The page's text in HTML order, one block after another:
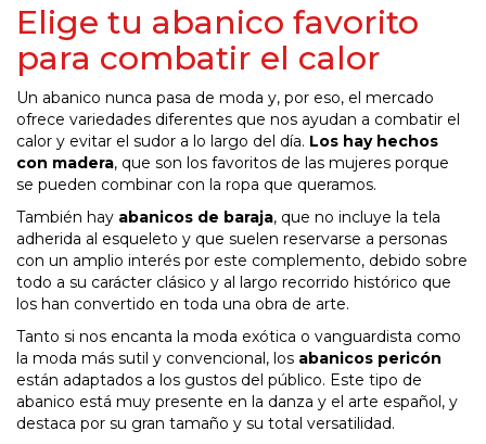
Elige tu abanico favorito
para combatir el calor
Un abanico nunca pasa de moda y, por eso, el mercado
ofrece variedades diferentes que nos ayudan a combatir el
calor y evitar el sudor a lo largo del día. Los hay hechos
con madera, que son los favoritos de las mujeres porque
se pueden combinar con la ropa que queramos.
También hay abanicos de baraja, que no incluye la tela
adherida al esqueleto y que suelen reservarse a personas
con un amplio interés por este complemento, debido sobre
todo a su carácter clásico y al largo recorrido histórico que
los han convertido en toda una obra de arte.
Tanto si nos encanta la moda exótica o vanguardista como
la moda más sutil y convencional, los abanicos pericón
están adaptados a los gustos del público. Este tipo de
abanico está muy presente en la danza y el arte español, y
destaca por su gran tamaño y su total versatilidad.